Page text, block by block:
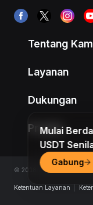
Tentang
Layanan
Dukungan
Produk
© 2018-2026 Bybit.com. All
Ketentuan Layanan
Mulai
USDT
Gabung